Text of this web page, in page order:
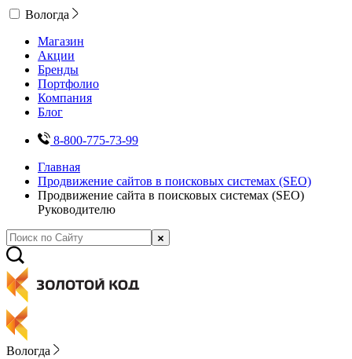
Вологда
Магазин
Акции
Бренды
Портфолио
Компания
Блог
8-800-775-73-99
Главная
Продвижение сайтов в поисковых системах (SEO)
Продвижение сайта в поисковых системах (SEO)
Руководителю
Вологда